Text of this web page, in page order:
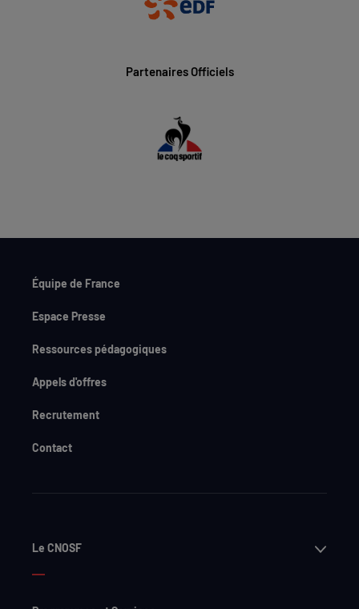
Partenaires Officiels
Équipe de France
Espace Presse
Ressources pédagogiques
Appels d'offres
Recrutement
Contact
Le CNOSF